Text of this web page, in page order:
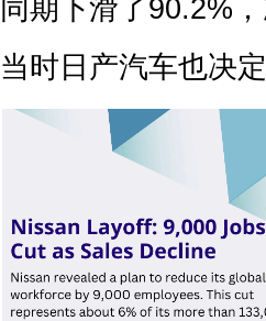
同期下滑了90.2%
当时日产汽车也决